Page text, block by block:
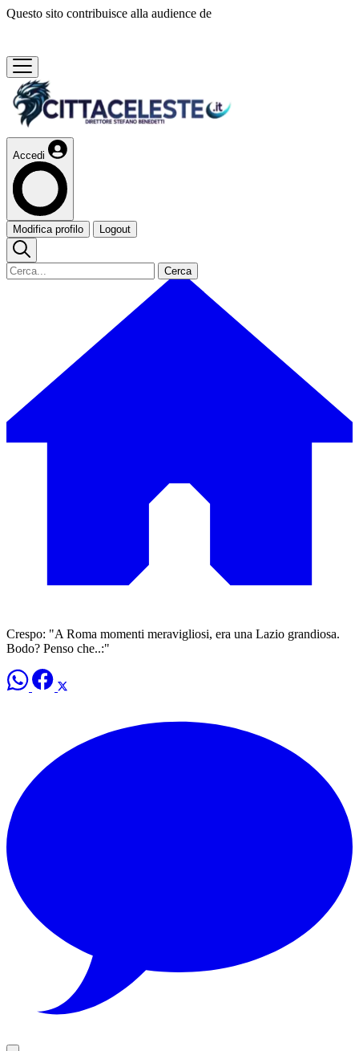
Questo sito contribuisce alla audience de
Accedi
Modifica profilo Logout
Cerca
Crespo: "A Roma momenti meravigliosi, era una Lazio grandiosa.
Bodo? Penso che..:"